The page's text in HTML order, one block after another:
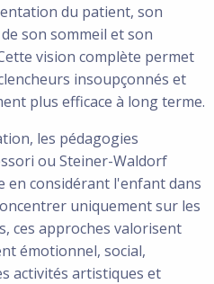
du patient, son
son sommeil et son
vision complète permet
insoupçonnés et
plus efficace à long terme.
les pédagogies
ou Steiner-Waldorf
considérant l'enfant dans
uniquement sur les
ces approches valorisent
émotionnel, social,
activités artistiques et